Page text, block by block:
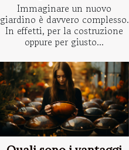
Immaginare un nuovo
giardino è davvero complesso.
In effetti, per la costruzione
oppure per giusto...